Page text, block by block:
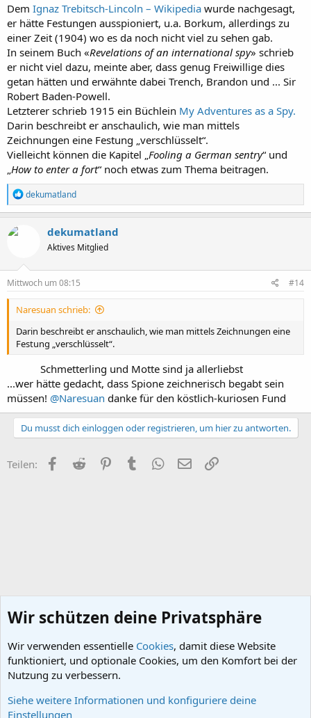
:
Dem Ignaz Trebitsch-Lincoln – Wikipedia wurde nachgesagt,
er hätte Festungen ausspioniert, u.a. Borkum, allerdings zu
einer Zeit (1904) wo es da noch nicht viel zu sehen gab.
In seinem Buch «Revelations of an international spy» schrieb
er nicht viel dazu, meinte aber, dass genug Freiwillige dies
getan hätten und erwähnte dabei Trench, Brandon und ... Sir
Robert Baden-Powell.
Letzterer schrieb 1915 ein Büchlein My Adventures as a Spy.
Darin beschreibt er anschaulich, wie man mittels
Zeichnungen eine Festung „verschlüsselt“.
Vielleicht können die Kapitel „ Fooling a German sentry“ und
How to enter a fort“ noch etwas zum Thema beitragen.
R
e
a
n
e
dekumatland
dekumatland
Aktives Mitglied
Mittwoch um 08:15 #14
Naresuan schrieb:
Darin beschreibt er anschaulich, wie man mittels Zeichnungen eine
Festung „verschlüsselt“.
Schmetterling und Motte sind ja allerliebst
...wer hätte gedacht, dass Spione zeichnerisch begabt sein
müssen! @Naresuan danke für den köstlich-kuriosen Fund
Du musst dich einloggen oder registrieren, um hier zu antworten.
Teilen: Facebook
Reddit PinterestTumblr WhatsApp
E-Mail
Das Deutsche Kaiserreich
Wir schützen deine Privatsphäre
Wir verwenden essentielle Cookies, damit diese Website
funktioniert, und optionale Cookies, um den Komfort bei der
Nutzung zu verbessern.
Siehe weitere Informationen und konfiguriere deine
Einstellungen